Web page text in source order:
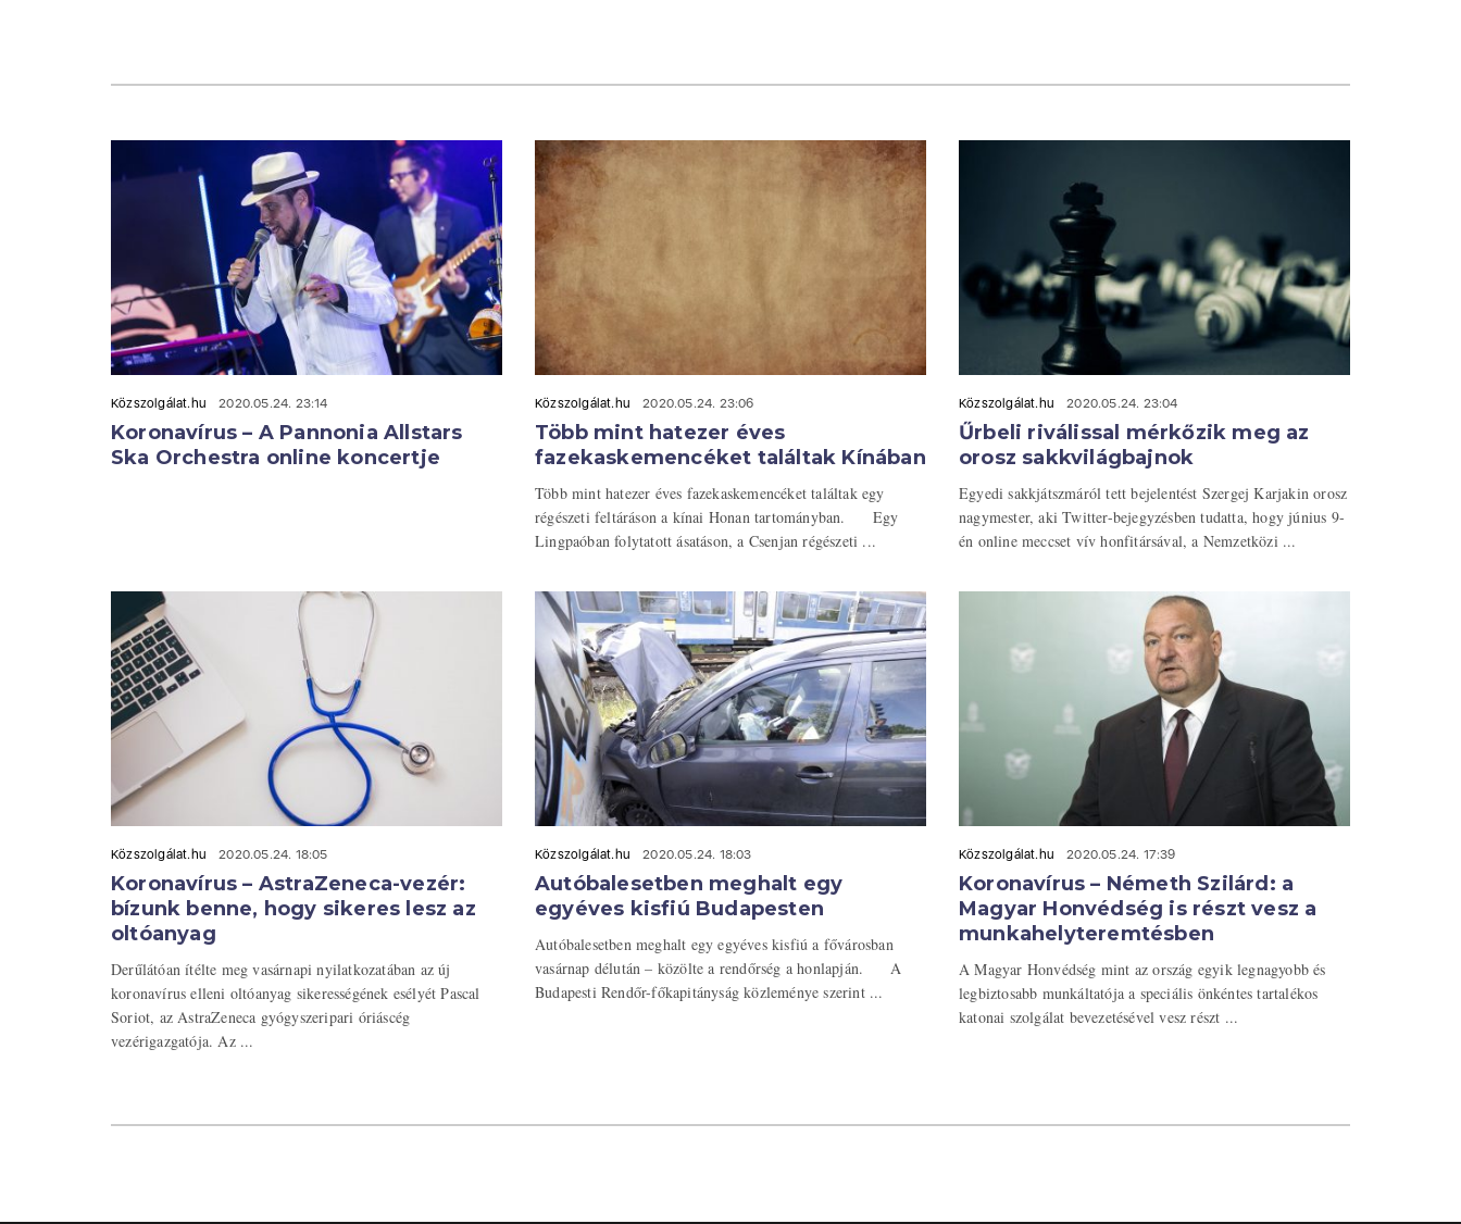
Közszolgálat.hu 2020.05.24. 23:14
Koronavírus – A Pannonia Allstars
Ska Orchestra online koncertje
Közszolgálat.hu 2020.05.24. 23:06
Több mint hatezer éves
fazekaskemencéket találtak Kínában
Több mint hatezer éves fazekaskemencéket találtak egy
régészeti feltáráson a kínai Honan tartományban. Egy
Lingpaóban folytatott ásatáson, a Csenjan régészeti ...
Közszolgálat.hu 2020.05.24. 23:04
Űrbeli riválissal mérkőzik meg az
orosz sakkvilágbajnok
Egyedi sakkjátszmáról tett bejelentést Szergej Karjakin orosz
nagymester, aki Twitter-bejegyzésben tudatta, hogy június 9-
én online meccset vív honfitársával, a Nemzetközi ...
Közszolgálat.hu 2020.05.24. 18:05
Koronavírus – AstraZeneca-vezér:
bízunk benne, hogy sikeres lesz az
oltóanyag
Derűlátóan ítélte meg vasárnapi nyilatkozatában az új
koronavírus elleni oltóanyag sikerességének esélyét Pascal
Soriot, az AstraZeneca gyógyszeripari óriáscég
vezérigazgatója. Az ...
Közszolgálat.hu 2020.05.24. 18:03
Autóbalesetben meghalt egy
egyéves kisfiú Budapesten
Autóbalesetben meghalt egy egyéves kisfiú a fővárosban
vasárnap délután – közölte a rendőrség a honlapján. A
Budapesti Rendőr-főkapitányság közleménye szerint ...
Közszolgálat.hu 2020.05.24. 17:39
Koronavírus – Németh Szilárd: a
Magyar Honvédség is részt vesz a
munkahelyteremtésben
A Magyar Honvédség mint az ország egyik legnagyobb és
legbiztosabb munkáltatója a speciális önkéntes tartalékos
katonai szolgálat bevezetésével vesz részt ...